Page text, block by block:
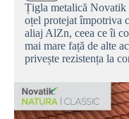
Țigla metalică
oțel protejat împotriva
aliaj AlZn, ceea ce îi
mai mare față de alte
privește rezistența la